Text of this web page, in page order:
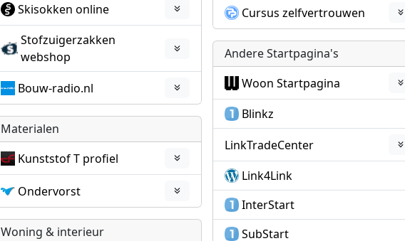
Skisokken online
Stofzuigerzakken
webshop
Bouw-radio.nl
Materialen
Kunststof T profiel
Ondervorst
Woning & interieur
Cursus zelfvertrouwen
Andere Startpagina's
Woon Startpagina
Blinkz
LinkTradeCenter
Link4Link
InterStart
SubStart